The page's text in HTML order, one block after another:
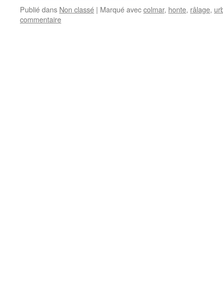
Publié dans Non classé | Marqué aveccolmar, honte, râlage,
commentaire